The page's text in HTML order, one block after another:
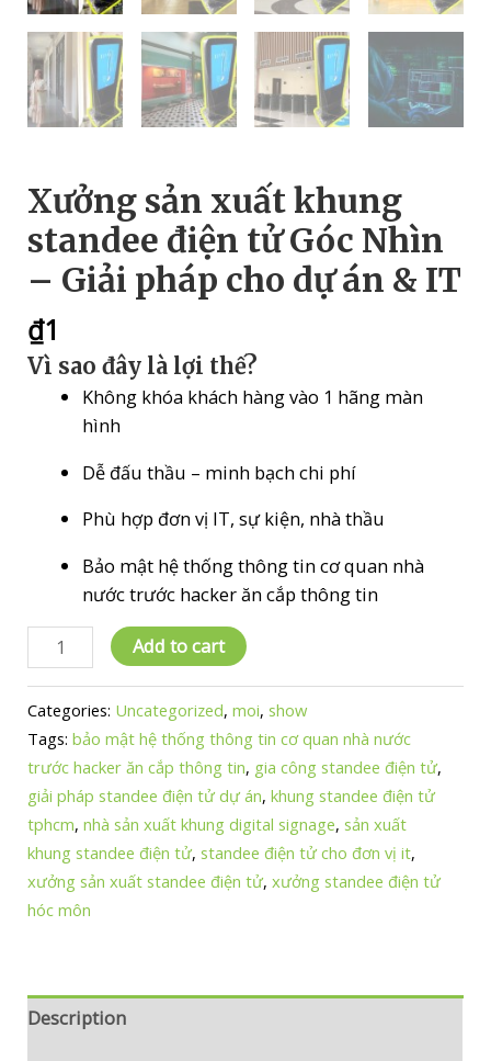
Xưởng sản xuất khung
standee điện tử Góc Nhìn
– Giải pháp cho dự án & IT
₫1
Vì sao đây là lợi thế?
Không khóa khách hàng vào 1 hãng màn
hình
Dễ đấu thầu – minh bạch chi phí
Phù hợp đơn vị IT, sự kiện, nhà thầu
Bảo mật hệ thống thông tin cơ quan nhà
nước trước hacker ăn cắp thông tin
Xưởng
sản
khung
standee
điện
tử
Góc
Nhìn
–
Giải
dự
Add to cart
Categories: Uncategorized,moi, show
Tags:bảo mật hệ thống thông tin cơ quan nhà nước
trước hacker ăn cắp thông tin, gia công standee điện tử,
giải pháp standee điện tử dự án,khung standee điện tử
tphcm,nhà sản xuất khung digital signage, sản xuất
khung standee điện tử, standee điện tử cho đơn vị it,
xưởng sản xuất standee điện tử,xưởng standee điện tử
hóc môn
Description